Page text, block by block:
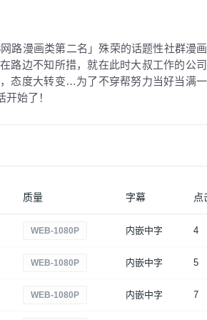
路漫画类第二名」殊荣的话题性社群漫
路边不知所措，就在此时大叔工作的公
态度大转变…为了不穿帮努力当好当满
始了！
质量 字幕 点
WEB-1080P 内嵌中字 4
WEB-1080P 内嵌中字 5
WEB-1080P 内嵌中字 7